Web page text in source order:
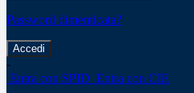
Password dimenticata?
-
Entra con SPID Entra con CIE